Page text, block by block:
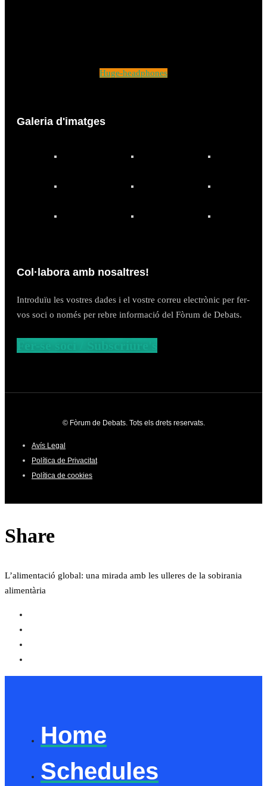
Huge-headphones
Galeria d'imatges
Col·labora amb nosaltres!
Introduïu les vostres dades i el vostre correu electrònic per fer-
vos soci o només per rebre informació del Fòrum de Debats.
Fer-se soci / Subscriure's
© Fòrum de Debats. Tots els drets reservats.
Avís Legal
Política de Privacitat
Política de cookies
Share
L’alimentació global: una mirada amb les ulleres de la sobirania
alimentària
Home
Schedules